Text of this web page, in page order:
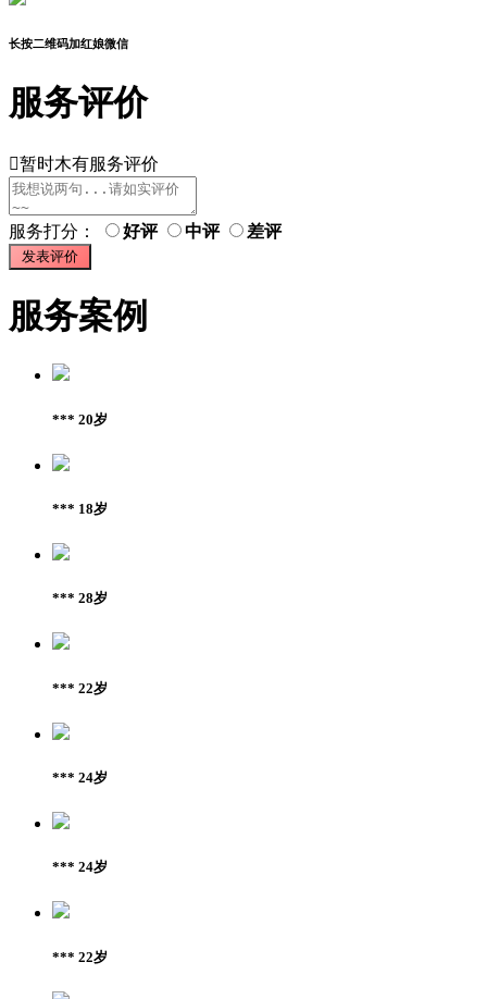
长按二维码加红娘微信
服务评价
暂时木有服务评价
服务打分： 好评 中评 差评
服务案例
*** 20岁
*** 18岁
*** 28岁
*** 22岁
*** 24岁
*** 24岁
*** 22岁